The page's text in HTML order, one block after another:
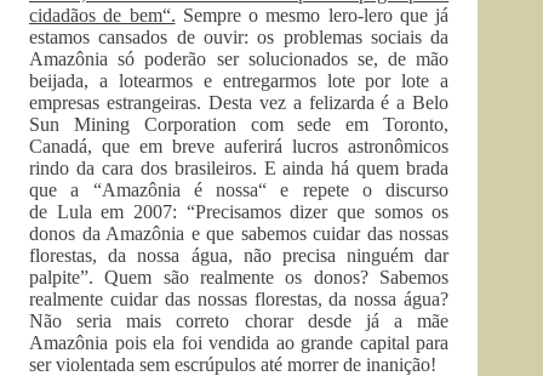
cidadãos de bem“. Sempre o mesmo lero-lero que já
estamos cansados de ouvir: os problemas sociais da
Amazônia só poderão ser solucionados se, de mão
beijada, a lotearmos e entregarmos lote por lote a
empresas estrangeiras. Desta vez a felizarda é a Belo
Sun Mining Corporation com sede em Toronto,
Canadá, que em breve auferirá lucros astronômicos
rindo da cara dos brasileiros. E ainda há quem brada
que a “Amazônia é nossa“ e repete o discurso
de Lula em 2007: “Precisamos dizer que somos os
donos da Amazônia e que sabemos cuidar das nossas
florestas, da nossa água, não precisa ninguém dar
palpite”. Quem são realmente os donos? Sabemos
realmente cuidar das nossas florestas, da nossa água?
Não seria mais correto chorar desde já a mãe
Amazônia pois ela foi vendida ao grande capital para
ser violentada sem escrúpulos até morrer de inanição!